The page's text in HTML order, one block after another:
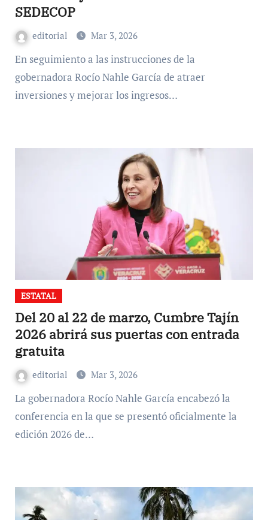
SEDECOP
editorial Mar 3, 2026
En seguimiento a las instrucciones de la
gobernadora Rocío Nahle García de atraer
inversiones y mejorar los ingresos…
ESTATAL
Del 20 al 22 de marzo, Cumbre Tajín
2026 abrirá sus puertas con entrada
gratuita
editorial Mar 3, 2026
La gobernadora Rocío Nahle García encabezó la
conferencia en la que se presentó oficialmente la
edición 2026 de…